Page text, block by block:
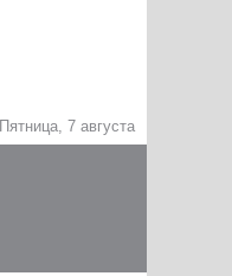
Пятница, 7 августа